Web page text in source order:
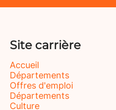
Site carrière
Accueil
Départements
Offres d'emploi
Départements
Culture